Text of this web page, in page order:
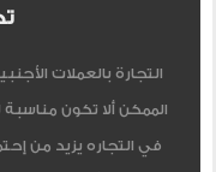
التجارة بالعملات
الممكن ألا تكون مناسبة
في التجاره يزيد من